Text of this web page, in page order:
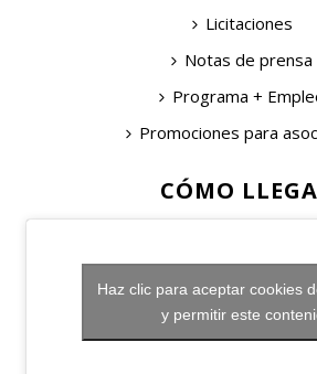
Licitaciones
Notas de prensa
Programa +
Promociones para
CÓMO
Haz clic para aceptar cookies
y permitir este